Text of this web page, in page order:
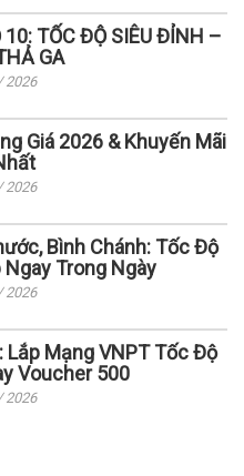
TỐC ĐỘ SIÊU ĐỈNH –
GA
2026
Giá 2026 & Khuyến Mãi
2026
Bình Chánh: Tốc Độ
Ngay Trong Ngày
2026
Lắp Mạng VNPT Tốc Độ
Voucher 500
2026